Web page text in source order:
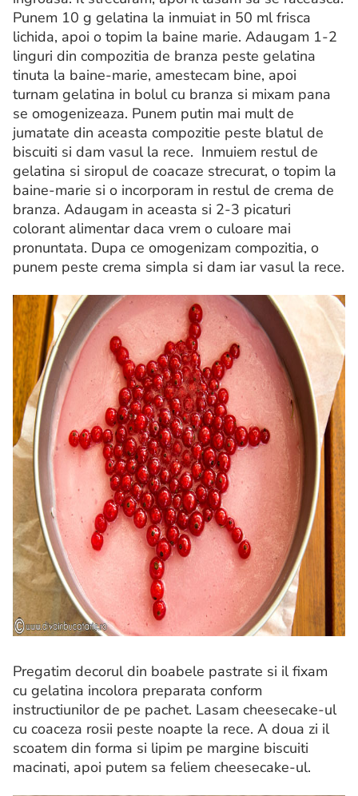
Punem 10 g gelatina la inmuiat in 50 ml frisca
lichida, apoi o topim la baine marie. Adaugam 1-2
linguri din compozitia de branza peste gelatina
tinuta la baine-marie, amestecam bine, apoi
turnam gelatina in bolul cu branza si mixam pana
se omogenizeaza. Punem putin mai mult de
jumatate din aceasta compozitie peste blatul de
biscuiti si dam vasul la rece. Inmuiem restul de
gelatina si siropul de coacaze strecurat, o topim la
baine-marie si o incorporam in restul de crema de
branza. Adaugam in aceasta si 2-3 picaturi
colorant alimentar daca vrem o culoare mai
pronuntata. Dupa ce omogenizam compozitia, o
punem peste crema simpla si dam iar vasul la rece.
Pregatim decorul din boabele pastrate si il fixam
cu gelatina incolora preparata conform
instructiunilor de pe pachet. Lasam cheesecake-ul
cu coaceza rosii peste noapte la rece. A doua zi il
scoatem din forma si lipim pe margine biscuiti
macinati, apoi putem sa feliem cheesecake-ul.